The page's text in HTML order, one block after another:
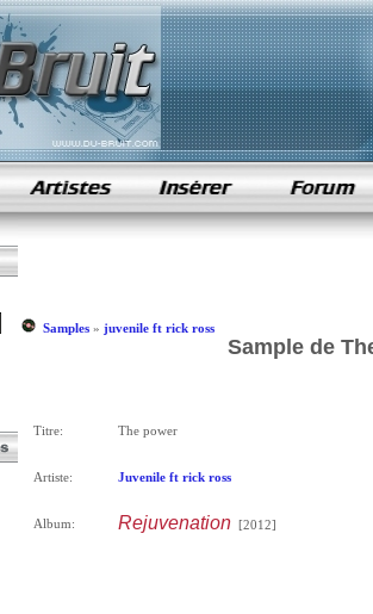
samples de rap
Samples» juvenile ft rick ross
Sample de
Titre: The power
Artiste: Juvenile ft rick ross
Album: Rejuvenation[2012]